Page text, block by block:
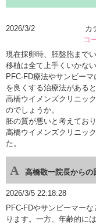
カ
コ
2026/3/2
現在採卵時、胚盤胞まで
移植は全て上手くいかない
PFC-FD療法やサンビー
を良くする治療法がある
高橋ウイメンズクリニッ
のでしょうか。
胚の質が悪いと考えてお
高橋ウイメンズクリニッ
た。
高橋敬一院長からの
2026/3/5 22:18:28
PFC-FDやサンビーマー
ります。一方、年齢的に